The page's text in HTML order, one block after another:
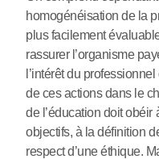
homogénéisation de la
plus facilement
rassurer l’organisme
l’intérêt du
de ces actions dans le
de l’éducation doit
objectifs, à la définition
respect d’une éthique.